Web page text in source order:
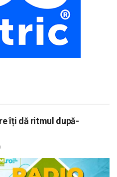
îți dă ritmul după-